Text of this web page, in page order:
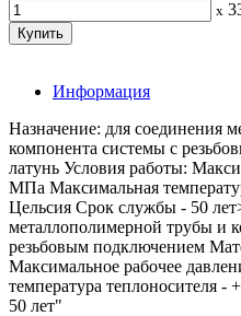
x
Информация
Назначение: для соединения
компонента системы с
латунь Условия работы:
МПа Максимальная
Цельсия Срок службы - 50
металлополимерной трубы и
резьбовым подключением
Максимальное рабочее
температура теплоносителя
50 лет"